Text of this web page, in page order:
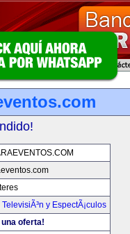
TelevisiÃ³n y EspectÃ¡culos
una oferta!